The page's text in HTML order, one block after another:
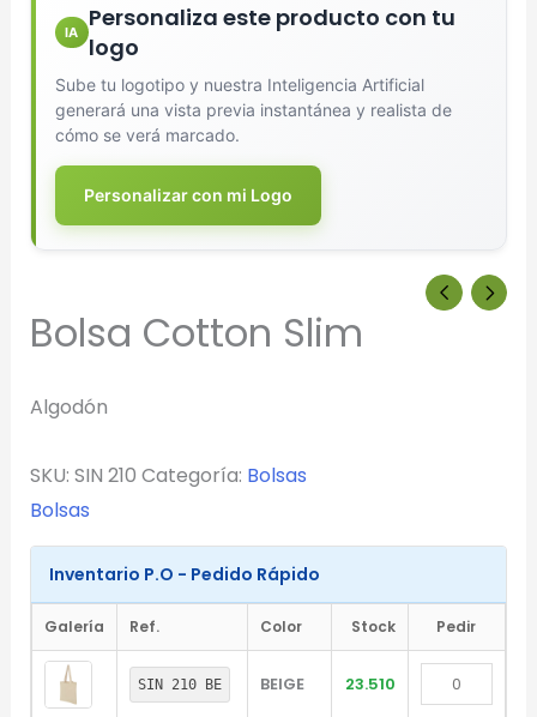
IA
Personaliza este producto con tu
logo
Sube tu logotipo y nuestra Inteligencia Artificial
generará una vista previa instantánea y realista de
cómo se verá marcado.
Personalizar con mi Logo
Bolsa Cotton Slim
Algodón
SKU: SIN 210 Categoría: Bolsas
Bolsas
Inventario P.O - Pedido Rápido
Galería Ref. Color Stock Pedir
SIN 210 BE BEIGE 23.510